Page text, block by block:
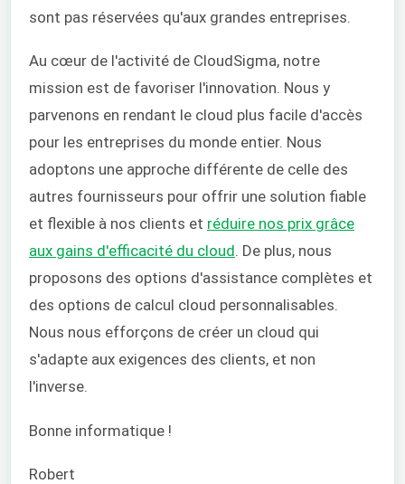
sont pas réservées qu'aux grandes entreprises.
Au cœur de l'activité de CloudSigma, notre
mission est de favoriser l'innovation. Nous y
parvenons en rendant le cloud plus facile d'accès
pour les entreprises du monde entier. Nous
adoptons une approche différente de celle des
autres fournisseurs pour offrir une solution fiable
et flexible à nos clients et réduire nos prix grâce
aux gains d'efficacité du cloud. De plus, nous
proposons des options d'assistance complètes et
des options de calcul cloud personnalisables.
Nous nous efforçons de créer un cloud qui
s'adapte aux exigences des clients, et non
l'inverse.
Bonne informatique !
Robert